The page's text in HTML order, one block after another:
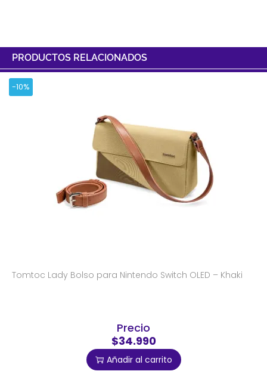
PRODUCTOS RELACIONADOS
-10%
Tomtoc Lady Bolso para Nintendo Switch OLED – Khaki
Precio
$34.990
Añadir al carrito